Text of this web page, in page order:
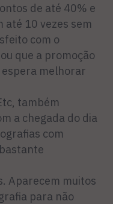
de até 40% e
até 10 vezes sem
com o
que a promoção
espera melhorar
também
a chegada do dia
com
Aparecem muitos
para não